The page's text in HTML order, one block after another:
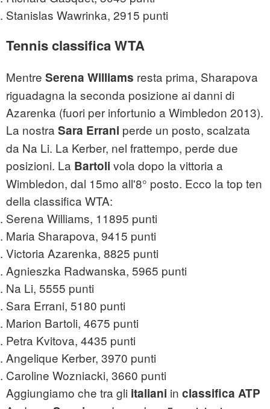
Stanislas Wawrinka, 2915 punti
Tennis classifica WTA
Mentre Serena Williams resta prima, Sharapova
riguadagna la seconda posizione ai danni di
Azarenka (fuori per infortunio a Wimbledon 2013).
La nostra Sara Errani perde un posto, scalzata
da Na Li. La Kerber, nel frattempo, perde due
posizioni. La Bartoli vola dopo la vittoria a
Wimbledon, dal 15mo all'8° posto. Ecco la top ten
della classifica WTA:
Serena Williams, 11895 punti
Maria Sharapova, 9415 punti
Victoria Azarenka, 8825 punti
Agnieszka Radwanska, 5965 punti
Na Li, 5555 punti
Sara Errani, 5180 punti
Marion Bartoli, 4675 punti
Petra Kvitova, 4435 punti
Angelique Kerber, 3970 punti
Caroline Wozniacki, 3660 punti
Aggiungiamo che tra gli italiani in classifica ATP